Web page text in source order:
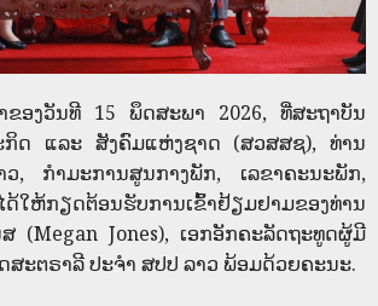
ວັນທີ 15 ພຶດສະພາ 2026, ທີ່ສະຖາບັນ
ກິດ ແລະ ສັງຄົມແຫ່ງຊາດ (ສວສສຊ), ທ່ານ
, ກຳມະການສູນກາງພັກ, ເລຂາຄະນະພັກ,
ໃຫ້ກຽດຕ້ອນຮັບການເຂົ້າຢ້ຽມຢາມຂອງທ່ານ
(Megan Jones), ເອກອັກຄະລັດຖະທູດຜູ້ມີ
ສະຕຣາລີ ປະຈຳ ສປປ ລາວ ພ້ອມດ້ວຍຄະນະ.